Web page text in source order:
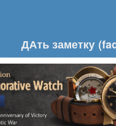
ДАть заметку